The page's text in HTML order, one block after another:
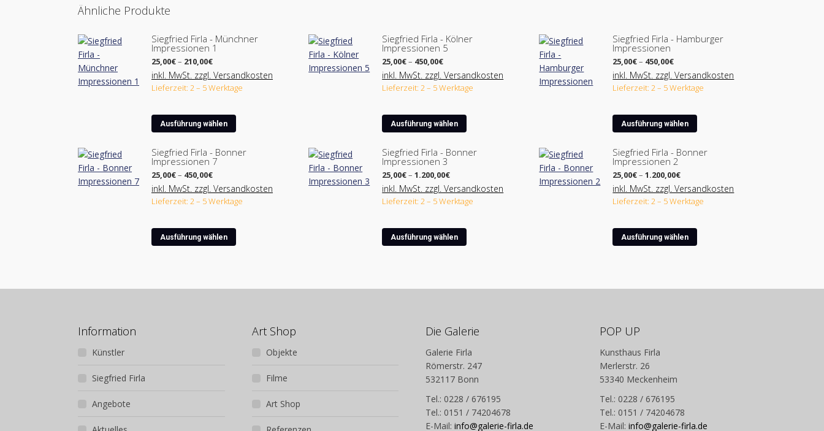
Ähnliche Produkte
Siegfried Firla - Münchner
Impressionen 1
25,00€– 210,00€Preisspanne:
25,00€
bis
210,00€
inkl. MwSt. zzgl. Versandkosten
Lieferzeit: 2 – 5 Werktage
Ausführung wählen
Dieses
Produkt
auf.
Die
können
auf
Siegfried Firla - Kölner
Impressionen 5
25,00€– 450,00€Preisspanne:
25,00€
bis
450,00€
inkl. MwSt. zzgl. Versandkosten
Lieferzeit: 2 – 5 Werktage
Ausführung wählen
Dieses
Produkt
auf.
Die
können
auf
Siegfried Firla - Hamburger
Impressionen
25,00€– 450,00€Preisspanne:
25,00€
bis
450,00€
inkl. MwSt. zzgl. Versandkosten
Lieferzeit: 2 – 5 Werktage
Ausführung wählen
Dieses
Produkt
auf.
Die
können
auf
Siegfried Firla - Bonner
Impressionen 7
25,00€– 450,00€Preisspanne:
25,00€
bis
450,00€
inkl. MwSt. zzgl. Versandkosten
Lieferzeit: 2 – 5 Werktage
Ausführung wählen
Dieses
Produkt
Varianten
Optionen
Produktseite
Siegfried Firla - Bonner
Impressionen 3
25,00€–1.200,00€Preisspanne:
25,00€
bis
1.200,00€
inkl. MwSt. zzgl. Versandkosten
Lieferzeit: 2 – 5 Werktage
Ausführung wählen
Dieses
Produkt
Varianten
Optionen
auf
der
Produktseite
gewählt
werden
Siegfried Firla - Bonner
Impressionen 2
25,00€–1.200,00€Preisspanne:
25,00€
bis
1.200,00€
inkl. MwSt. zzgl. Versandkosten
Lieferzeit: 2 – 5 Werktage
Ausführung wählen
Dieses
Produkt
Varianten
Information
Künstler
Siegfried Firla
Angebote
Art Shop
Objekte
Filme
Art Shop
Die Galerie
Galerie Firla
Römerstr. 247
532117 Bonn
Tel.: 0228 / 676195
Tel.: 0151 / 74204678
E-Mail: info@galerie-firla.de
POP UP
Kunsthaus Firla
Merlerstr. 26
53340 Meckenheim
Tel.: 0228 / 676195
Tel.: 0151 / 74204678
E-Mail: info@galerie-firla.de